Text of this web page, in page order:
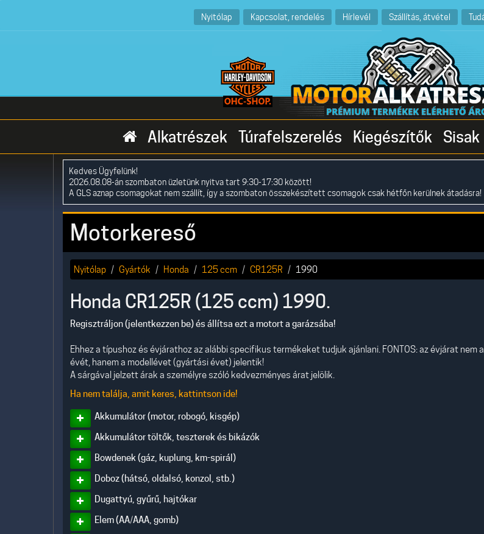
Nyitólap Kapcsolat, rendelés Hírlevél Szállítás, átvétel
Alkatrészek Túrafelszerelés Kiegészítők Sisak
Kedves Ügyfelünk!
2026.08.08-án szombaton üzletünk nyitva tart 9:30-17:30 között!
A GLS aznap csomagokat nem szállít, így a szombaton összekészített csomagok csak hétfőn kerülnek átadásra!
Motorkereső
Nyitólap Gyártók Honda 125 ccm CR125R 1990
Honda CR125R (125 ccm) 1990.
Regisztráljon (jelentkezzen be) és állítsa ezt a motort a garázsába!
Ehhez a típushoz és évjárathoz az alábbi specifikus termékeket tudjuk ajánlani. FONTOS: az évjárat nem
évét, hanem a modellévet (gyártási évet) jelentik!
A sárgával jelzett árak a személyre szóló kedvezményes árat jelölik.
Ha nem találja, amit keres, kattintson ide!
Akkumulátor (motor, robogó, kisgép)
Akkumulátor töltők, teszterek és bikázók
Bowdenek (gáz, kuplung, km-spirál)
Doboz (hátsó, oldalsó, konzol, stb.)
Dugattyú, gyűrű, hajtókar
Elem (AA/AAA, gomb)